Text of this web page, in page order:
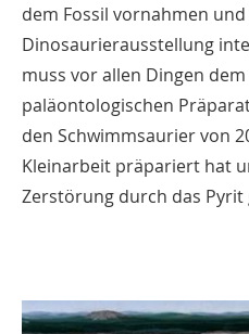
dem Fossil vornahmen
Dinosaurierausstellung
muss vor allen Dingen
paläontologischen
den Schwimmsaurier von
Kleinarbeit präpariert hat
Zerstörung durch das